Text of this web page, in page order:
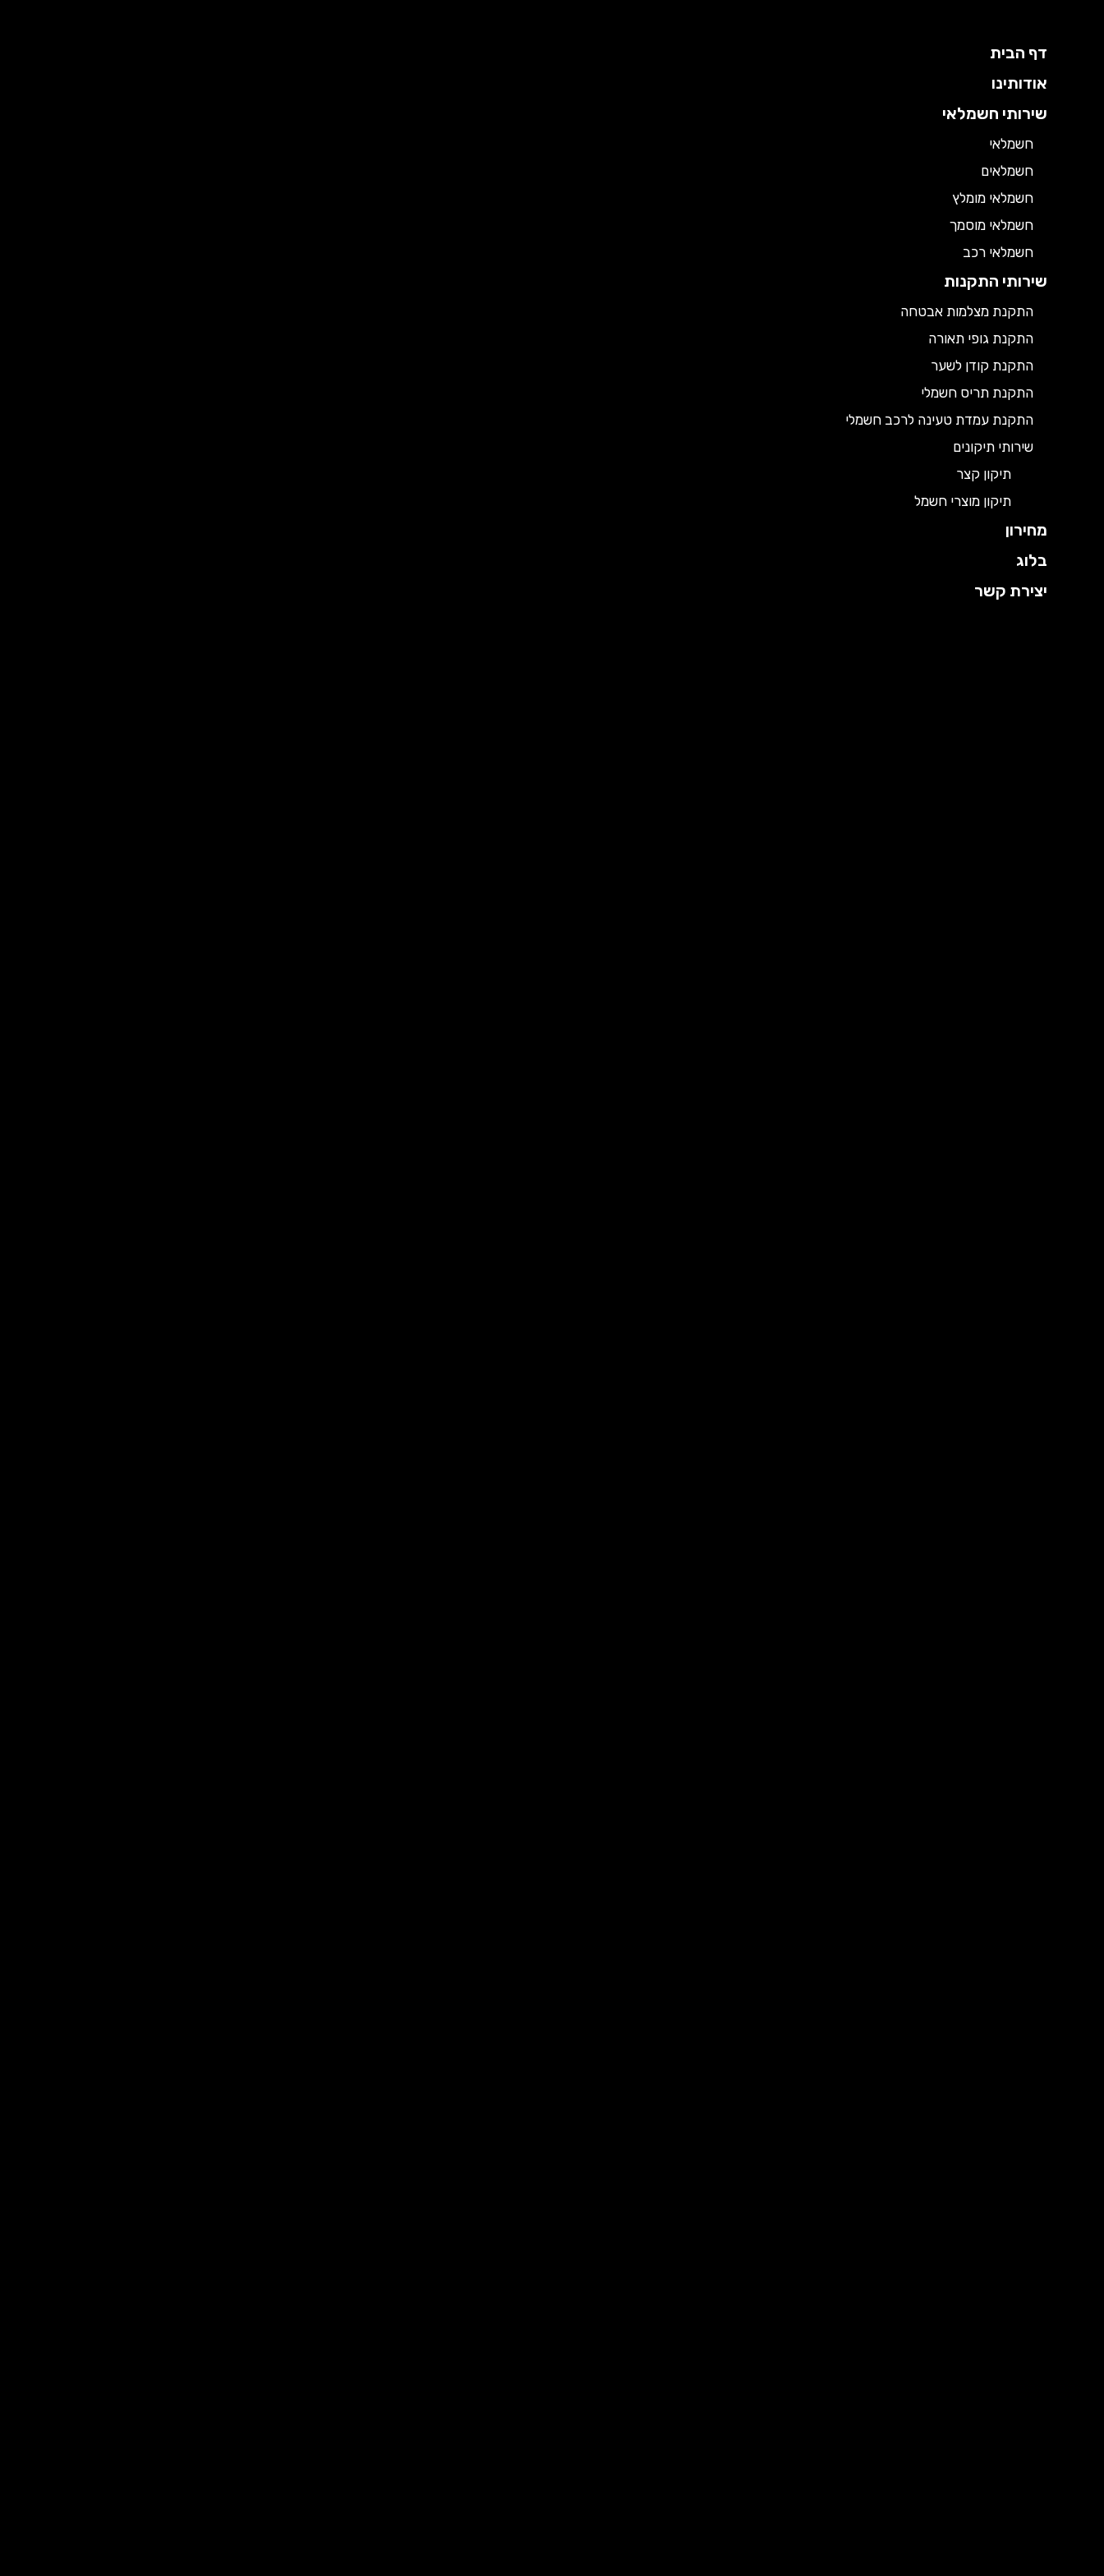
דף הבית
אודותינו
שירותי חשמלאי
חשמלאי
חשמלאים
חשמלאי מומלץ
חשמלאי מוסמך
חשמלאי רכב
שירותי התקנות
התקנת מצלמות אבטחה
התקנת גופי תאורה
התקנת קודן לשער
התקנת תריס חשמלי
התקנת עמדת טעינה לרכב חשמלי
שירותי תיקונים
תיקון קצר
תיקון מוצרי חשמל
מחירון
בלוג
יצירת קשר